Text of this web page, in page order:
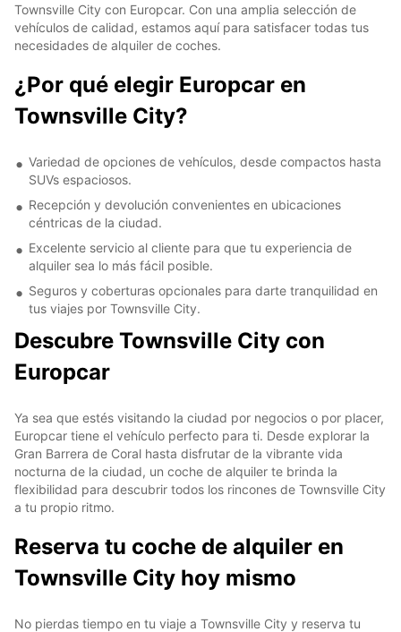
Townsville City con Europcar. Con una amplia selección de
vehículos de calidad, estamos aquí para satisfacer todas tus
necesidades de alquiler de coches.
¿Por qué elegir Europcar en
Townsville City?
Variedad de opciones de vehículos, desde compactos hasta
SUVs espaciosos.
Recepción y devolución convenientes en ubicaciones
céntricas de la ciudad.
Excelente servicio al cliente para que tu experiencia de
alquiler sea lo más fácil posible.
Seguros y coberturas opcionales para darte tranquilidad en
tus viajes por Townsville City.
Descubre Townsville City con
Europcar
Ya sea que estés visitando la ciudad por negocios o por placer,
Europcar tiene el vehículo perfecto para ti. Desde explorar la
Gran Barrera de Coral hasta disfrutar de la vibrante vida
nocturna de la ciudad, un coche de alquiler te brinda la
flexibilidad para descubrir todos los rincones de Townsville City
a tu propio ritmo.
Reserva tu coche de alquiler en
Townsville City hoy mismo
No pierdas tiempo en tu viaje a Townsville City y reserva tu